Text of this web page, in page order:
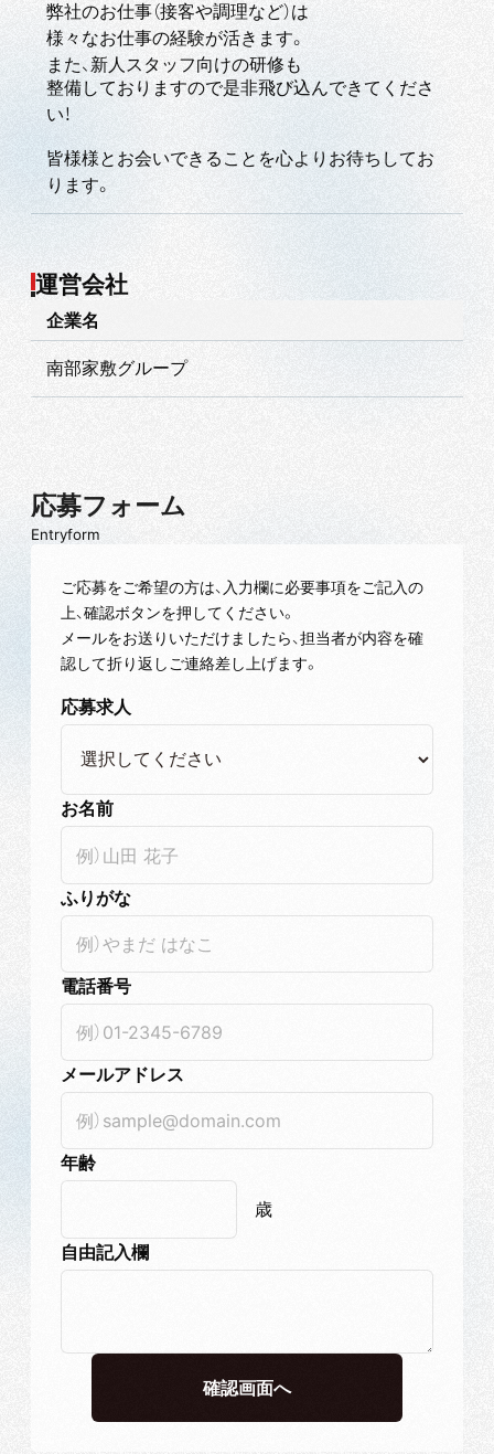
弊社のお仕事（接客や調理など）は
様々なお仕事の経験が活きます。
また、新人スタッフ向けの研修も
整備しておりますので是非飛び込んできてくださ
い！
皆様様とお会いできることを心よりお待ちしてお
ります。
運営会社
企業名
南部家敷グループ
応募フォーム
Entryform
ご応募をご希望の方は、入力欄に必要事項をご記入の
上、確認ボタンを押してください。
メールをお送りいただけましたら、担当者が内容を確
認して折り返しご連絡差し上げます。
応募求人
お名前
ふりがな
電話番号
メールアドレス
年齢
歳
自由記入欄